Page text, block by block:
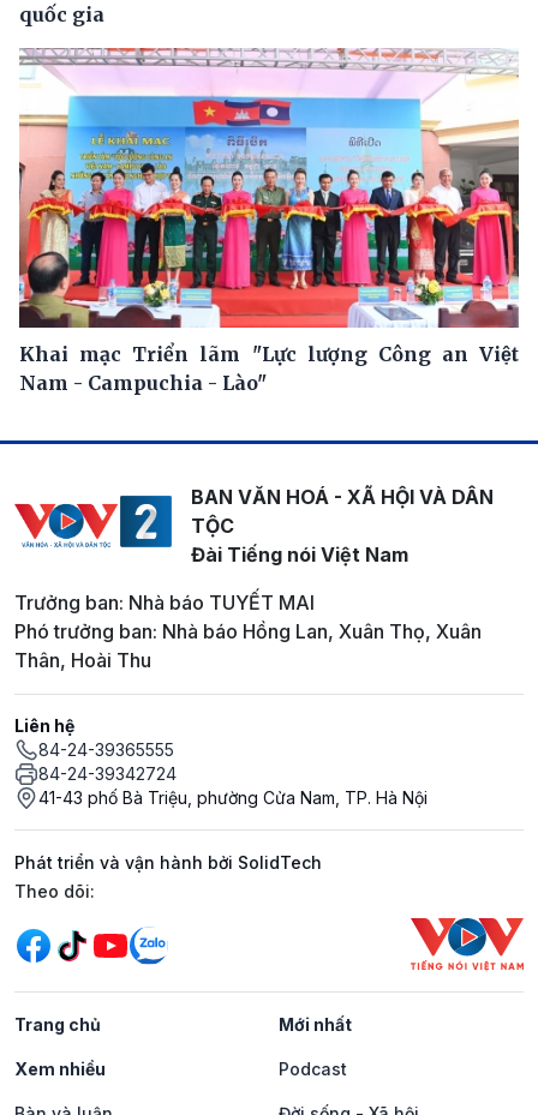
quốc gia
Khai mạc Triển lãm "Lực lượng Công an Việt
Nam - Campuchia - Lào"
BAN VĂN HOÁ - XÃ HỘI VÀ DÂN
TỘC
Đài Tiếng nói Việt Nam
Trưởng ban: Nhà báo TUYẾT MAI
Phó trưởng ban: Nhà báo Hồng Lan, Xuân Thọ, Xuân
Thân, Hoài Thu
Liên hệ
84-24-39365555
84-24-39342724
41-43 phố Bà Triệu, phường Cửa Nam, TP. Hà Nội
Phát triển và vận hành bởi SolidTech
Mạng xã hội
Theo dõi:
Trang chủ Mới nhất
Xem nhiều Podcast